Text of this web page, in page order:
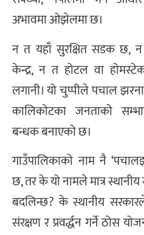
अभावमा ओझेलमा छ।
न त यहाँ सुरक्षित सडक छ, न
केन्द्र, न त होटल वा
लगानी। यो चुप्पीले पचाल
कालिकोटका जनताको
बन्धक बनाएको छ।
गाउँपालिकाको नाम नै
छ, तर के यो नामले मात्र
बदलिन्छ? के स्थानीय
संरक्षण र प्रवर्द्धन गर्ने ठोस